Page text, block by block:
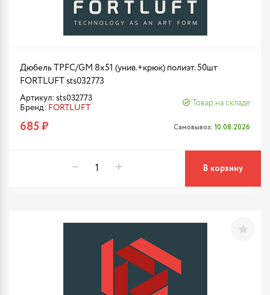
Дюбель TPFC/GM 8х51 (унив.+крюк) полиэт. 50шт
FORTLUFT sts032773
Артикул: sts032773
Бренд: FORTLUFT
Товар на складе
685 ₽ Самовывоз: 10.08.2026
В корзину